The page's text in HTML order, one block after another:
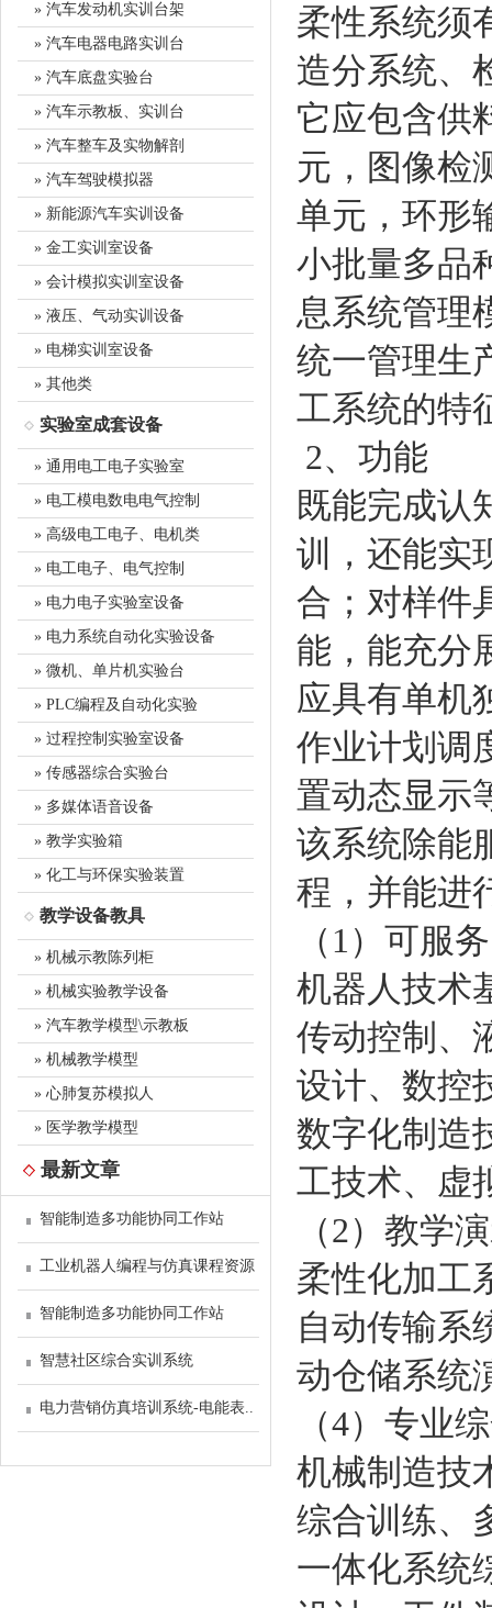
» 汽车发动机实训台架
» 汽车电器电路实训台
» 汽车底盘实验台
» 汽车示教板、实训台
» 汽车整车及实物解剖
» 汽车驾驶模拟器
» 新能源汽车实训设备
» 金工实训室设备
» 会计模拟实训室设备
» 液压、气动实训设备
» 电梯实训室设备
» 其他类
实验室成套设备
» 通用电工电子实验室
» 电工模电数电电气控制
» 高级电工电子、电机类
» 电工电子、电气控制
» 电力电子实验室设备
» 电力系统自动化实验设备
» 微机、单片机实验台
» PLC编程及自动化实验
» 过程控制实验室设备
» 传感器综合实验台
» 多媒体语音设备
» 教学实验箱
» 化工与环保实验装置
教学设备教具
» 机械示教陈列柜
» 机械实验教学设备
» 汽车教学模型\示教板
» 机械教学模型
» 心肺复苏模拟人
» 医学教学模型
最新文章
智能制造多功能协同工作站
工业机器人编程与仿真课程资源
智能制造多功能协同工作站
智慧社区综合实训系统
电力营销仿真培训系统-电能表..
柔性系统须
造分系统、
它应包含供
元，图像检
单元，环形
小批量多品
息系统管理
统一管理生
工系统的特
2、功能
既能完成认
训，还能实
合；对样件
能，能充分
应具有单机
作业计划调
置动态显示
该系统除能
程，并能进
（1）可服
机器人技术
传动控制、
设计、数控
数字化制造
工技术、虚
（2）教学
柔性化加工
自动传输系
动仓储系统
（4）专业
机械制造技
综合训练、
一体化系统